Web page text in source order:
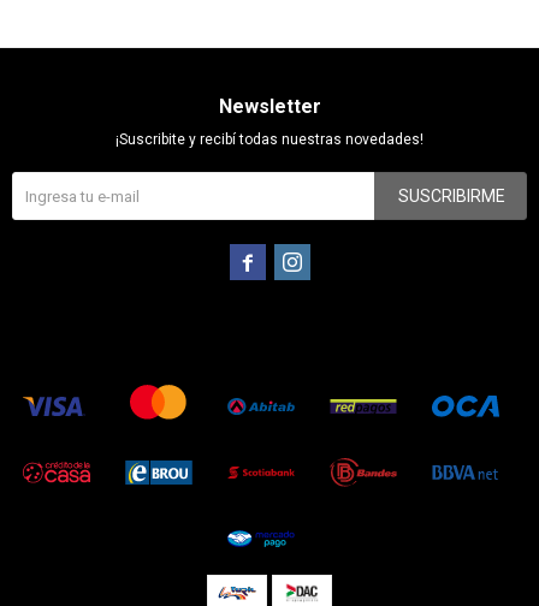
Newsletter
¡Suscribite y recibí todas nuestras novedades!
SUSCRIBIRME
 